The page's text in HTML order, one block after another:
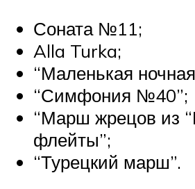
Соната №11;
Alla Turka;
“Маленькая
“Симфония №40”;
“Марш жрецов из
флейты”;
“Турецкий марш”.